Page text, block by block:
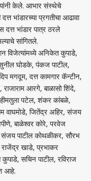
यांनी केले. आभार संस्थेचे
भांडारच्या प्रगतीचा आढावा
दत्त भांडार पात्र ठरले
सांगितले.
विजेत्यांमध्ये अनिकेत कुपाडे,
घोडके, पंकज पाटील,
मगदूम, दत्त कामगार कॅन्टीन,
आरगे, बाळासो शिंदे,
पटेल, शंकर कांबळे,
वाघमोडे, जितेंद्र अहिर, संजय
बाळेश्वर कोरे, परवेज
पाटील कोथळीकर, सौरभ
खाडे, प्रभाकर
सचिन पाटील, रविराज
आहे.